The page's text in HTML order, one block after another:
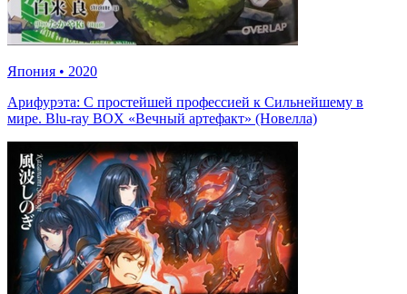
Япония • 2020
Арифурэта: С простейшей профессией к Сильнейшему в
мире. Blu-ray BOX «Вечный артефакт» (Новелла)